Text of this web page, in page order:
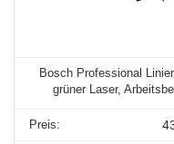
Bosch Professional
grüner Laser,